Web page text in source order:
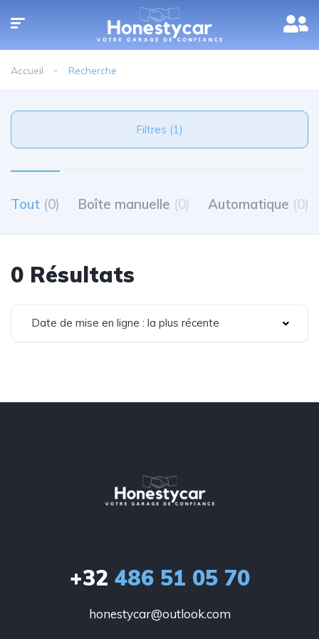
Accueil Recherche
Filtres (1)
Tout (0) Boîte manuelle (0) Automatique (0)
0 Résultats
Date de mise en ligne : la plus récente
+32 486 51 05 70
honestycar@outlook.com